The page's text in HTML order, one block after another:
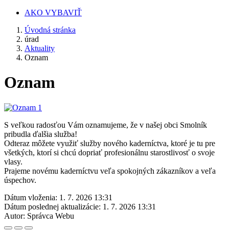
AKO VYBAVIŤ
Úvodná stránka
úrad
Aktuality
Oznam
Oznam
S veľkou radosťou Vám oznamujeme, že v našej obci Smolník
pribudla ďalšia služba!
Odteraz môžete využiť služby nového kaderníctva, ktoré je tu pre
všetkých, ktorí si chcú dopriať profesionálnu starostlivosť o svoje
vlasy.
Prajeme novému kaderníctvu veľa spokojných zákazníkov a veľa
úspechov.
Dátum vloženia: 1. 7. 2026 13:31
Dátum poslednej aktualizácie: 1. 7. 2026 13:31
Autor: Správca Webu